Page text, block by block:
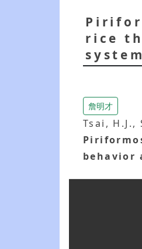
rice
詹明才
Tsai, H.J.,
behavior